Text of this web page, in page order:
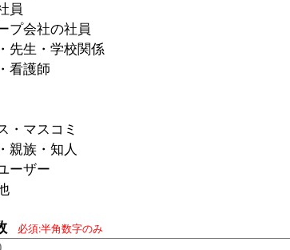
員
プ会社の社員
先生・学校関係
看護師
・マスコミ
親族・知人
ーザー
必須:半角数字のみ